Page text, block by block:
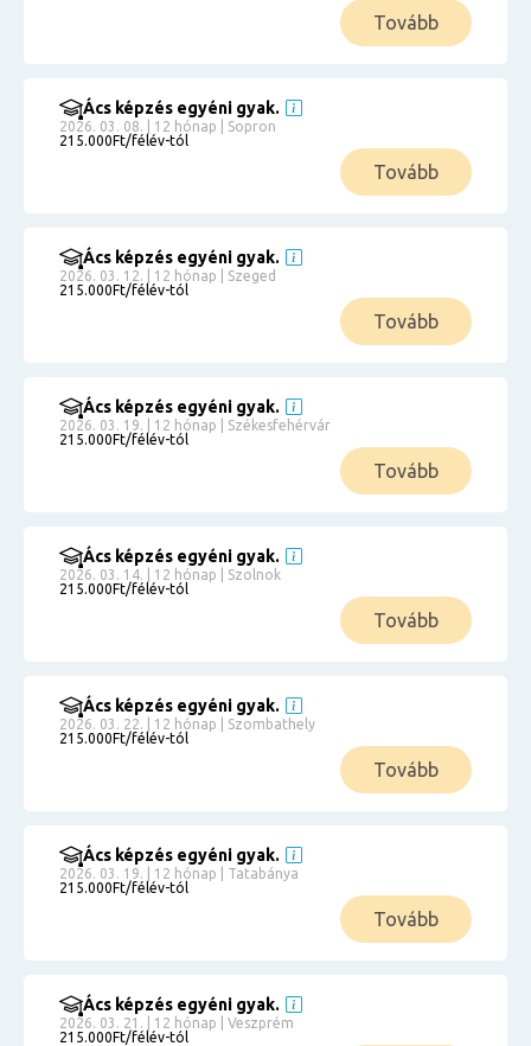
Tovább
Ács képzés egyéni gyak.
2026. 03. 08. | 12 hónap | Sopron
215.000Ft/félév-tól
Tovább
Ács képzés egyéni gyak.
2026. 03. 12. | 12 hónap | Szeged
215.000Ft/félév-tól
Tovább
Ács képzés egyéni gyak.
2026. 03. 19. | 12 hónap | Székesfehérvár
215.000Ft/félév-tól
Tovább
Ács képzés egyéni gyak.
2026. 03. 14. | 12 hónap | Szolnok
215.000Ft/félév-tól
Tovább
Ács képzés egyéni gyak.
2026. 03. 22. | 12 hónap | Szombathely
215.000Ft/félév-tól
Tovább
Ács képzés egyéni gyak.
2026. 03. 19. | 12 hónap | Tatabánya
215.000Ft/félév-tól
Tovább
Ács képzés egyéni gyak.
2026. 03. 21. | 12 hónap | Veszprém
215.000Ft/félév-tól